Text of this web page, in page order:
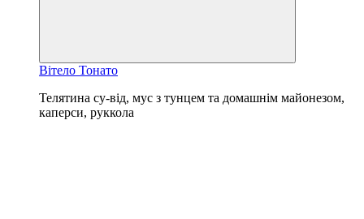
Вітело Тонато
Телятина су-від, мус з тунцем та домашнім майонезом,
каперси, руккола